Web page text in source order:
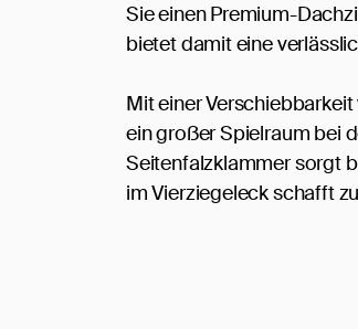
Sie einen Premium-
bietet damit eine
Mit einer
ein großer Spielraum bei
Seitenfalzklammer sorgt
im Vierziegeleck schafft